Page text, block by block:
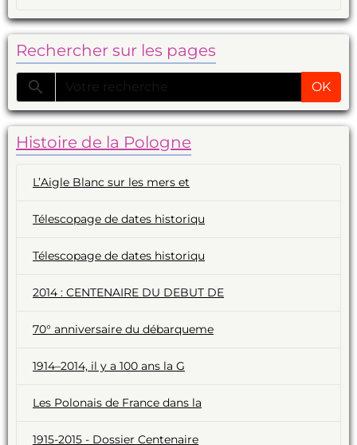
Rechercher sur les pages
OK
Histoire de la Pologne
L’Aigle Blanc sur les mers et
Télescopage de dates historiqu
Télescopage de dates historiqu
2014 : CENTENAIRE DU DEBUT DE
70° anniversaire du débarqueme
1914–2014, il y a 100 ans la G
Les Polonais de France dans la
1915-2015 - Dossier Centenaire